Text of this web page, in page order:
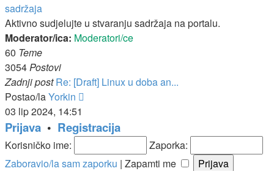
sadržaja
Aktivno sudjelujte u stvaranju sadržaja na portalu.
Moderator/ica: Moderatori/ce
60 Teme
3054 Postovi
Zadnji post Re: [Draft] Linux u doba an...
Postao/laYorkin
03 lip 2024, 14:51
Prijava • Registracija
Korisničko ime:
Zaporka:
Zaboravio/la sam zaporku | Zapamti me